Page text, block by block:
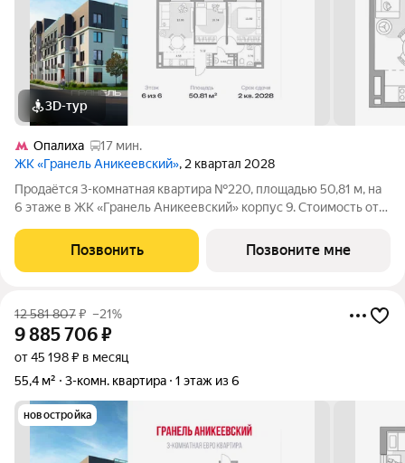
3D-тур
Опалиха
17 мин.
ЖК «Гранель Аникеевский», 2 квартал 2028
Продаётся 3-комнатная квартира №220, площадью 50,81 м, на
6 этаже в ЖК «Гранель Аникеевский» корпус 9. Стоимость от
односторонняя, окна во двор. Проект расположился в
экологически чистом районе
Позвонить Позвоните мне
12 581 807₽ –21%
9 885 706₽
от 45 198 ₽ в месяц
55,4 м²
3-комн. квартира 1 этаж из 6
новостройка